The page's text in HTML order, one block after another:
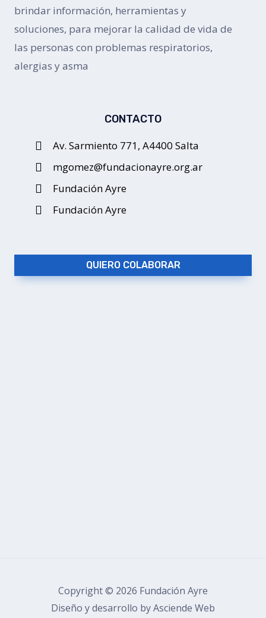
brindar información, herramientas y
soluciones, para mejorar la calidad de vida de
las personas con problemas respiratorios,
alergias y asma
CONTACTO
Av. Sarmiento 771, A4400 Salta
mgomez@fundacionayre.org.ar
Fundación Ayre
Fundación Ayre
QUIERO COLABORAR
Copyright © 2026 Fundación Ayre
Diseño y desarrollo by Asciende Web